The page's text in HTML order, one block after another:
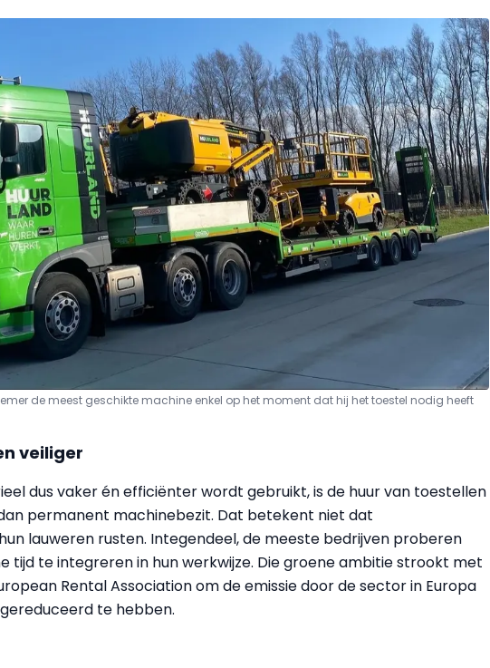
de meest geschikte machine enkel op het moment dat hij het toestel nodig heeft
veiliger
dus vaker én efficiënter wordt gebruikt, is de huur van toestellen
permanent machinebezit. Dat betekent niet dat
lauweren rusten. Integendeel, de meeste bedrijven proberen
tijd te integreren in hun werkwijze. Die groene ambitie strookt met
Rental Association om de emissie door de sector in Europa
te hebben.